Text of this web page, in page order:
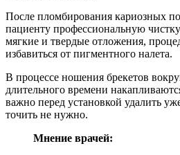
После пломбирования кариозных
пациенту профессиональную
мягкие и твердые отложения,
избавиться от пигментного налета.
В процессе ношения брекетов
длительного времени
важно перед установкой удалить
точить не нужно.
Мнение врачей: